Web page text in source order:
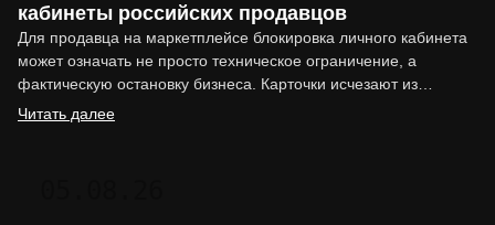
кабинеты российских продавцов
Для продавца на маркетплейсе блокировка личного кабинета
может означать не просто техническое ограничение, а
фактическую остановку бизнеса. Карточки исчезают из
выдачи, реклама перестаёт работать,…
Читать далее